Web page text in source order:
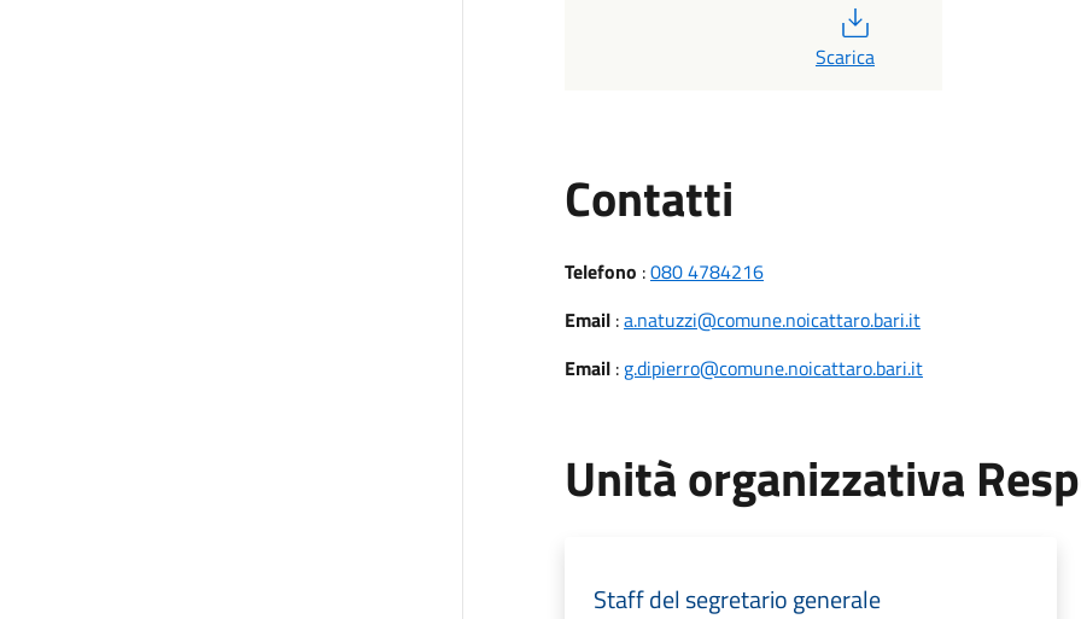
Scarica
Contatti
Telefono :080 4784216
Email:a.natuzzi@comune.noicattaro.bari.it
Email: g.dipierro@comune.noicattaro.bari.it
Unità organizzativa
Staff del segretario generale